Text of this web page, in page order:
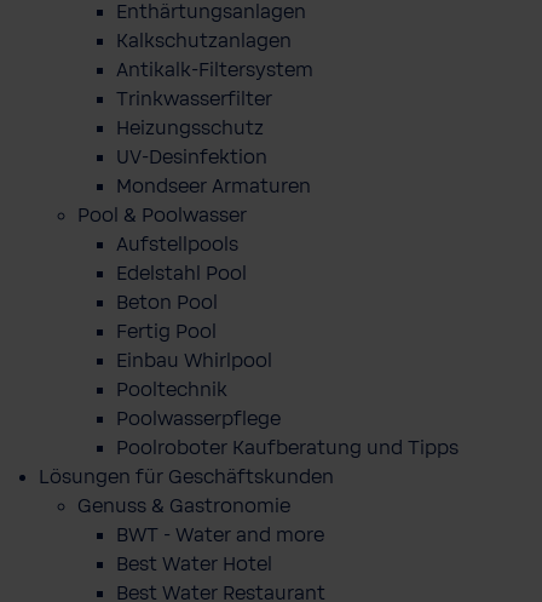
Enthärtungsanlagen
Kalkschutzanlagen
Antikalk-Filtersystem
Trinkwasserfilter
Heizungsschutz
UV-Desinfektion
Mondseer Armaturen
Pool & Poolwasser
Aufstellpools
Edelstahl Pool
Beton Pool
Fertig Pool
Einbau Whirlpool
Pooltechnik
Poolwasserpflege
Poolroboter Kaufberatung und Tipps
Lösungen für Geschäftskunden
Genuss & Gastronomie
BWT - Water and more
Best Water Hotel
Best Water Restaurant